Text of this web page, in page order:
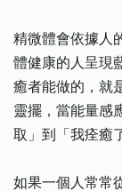
精微體會依據人
體健康的人呈現
癒者能做的，就
靈擺，當能量感
取」到「我痊癒
如果一個人常常